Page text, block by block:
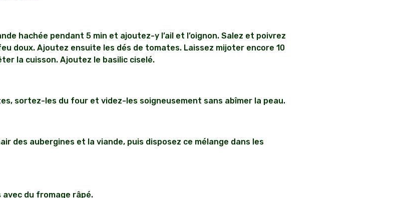
hachée pendant 5 min et ajoutez-y l’ail et l’oignon. Salez et poivrez
doux. Ajoutez ensuite les dés de tomates. Laissez mijoter encore 10
la cuisson. Ajoutez le basilic ciselé.
sortez-les du four et videz-les soigneusement sans abîmer la peau.
des aubergines et la viande, puis disposez ce mélange dans les
du fromage râpé.